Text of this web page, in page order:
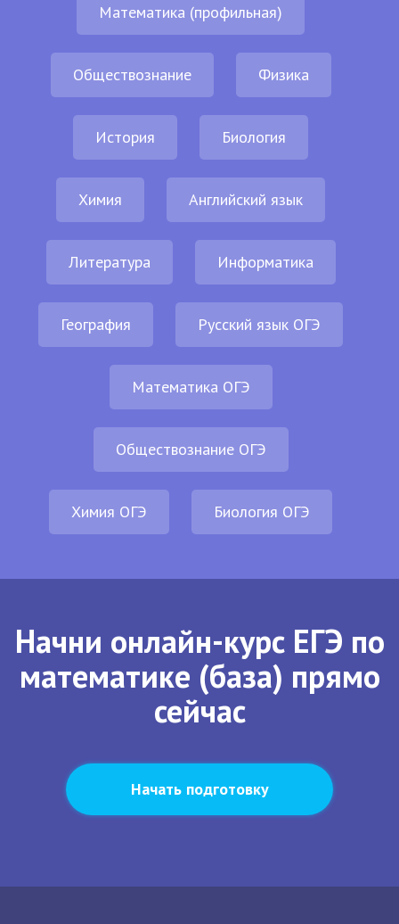
Математика (профильная)
Обществознание Физика
История Биология
Химия Английский язык
Литература Информатика
География Русский язык ОГЭ
Математика ОГЭ
Обществознание ОГЭ
Химия ОГЭ Биология ОГЭ
Начни онлайн-курс ЕГЭ по
математике (база) прямо
сейчас
Начать подготовку